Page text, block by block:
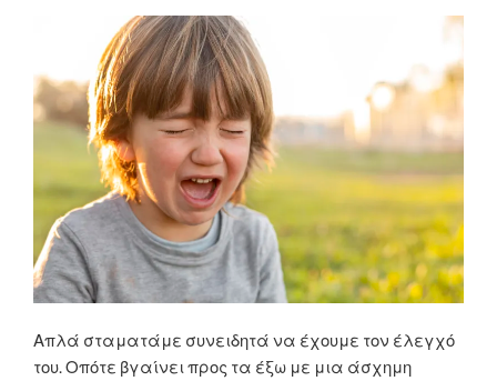
Απλά σταματάμε συνειδητά να έχουμε τον έλεγχό
του. Οπότε βγαίνει προς τα έξω με μια άσχημη